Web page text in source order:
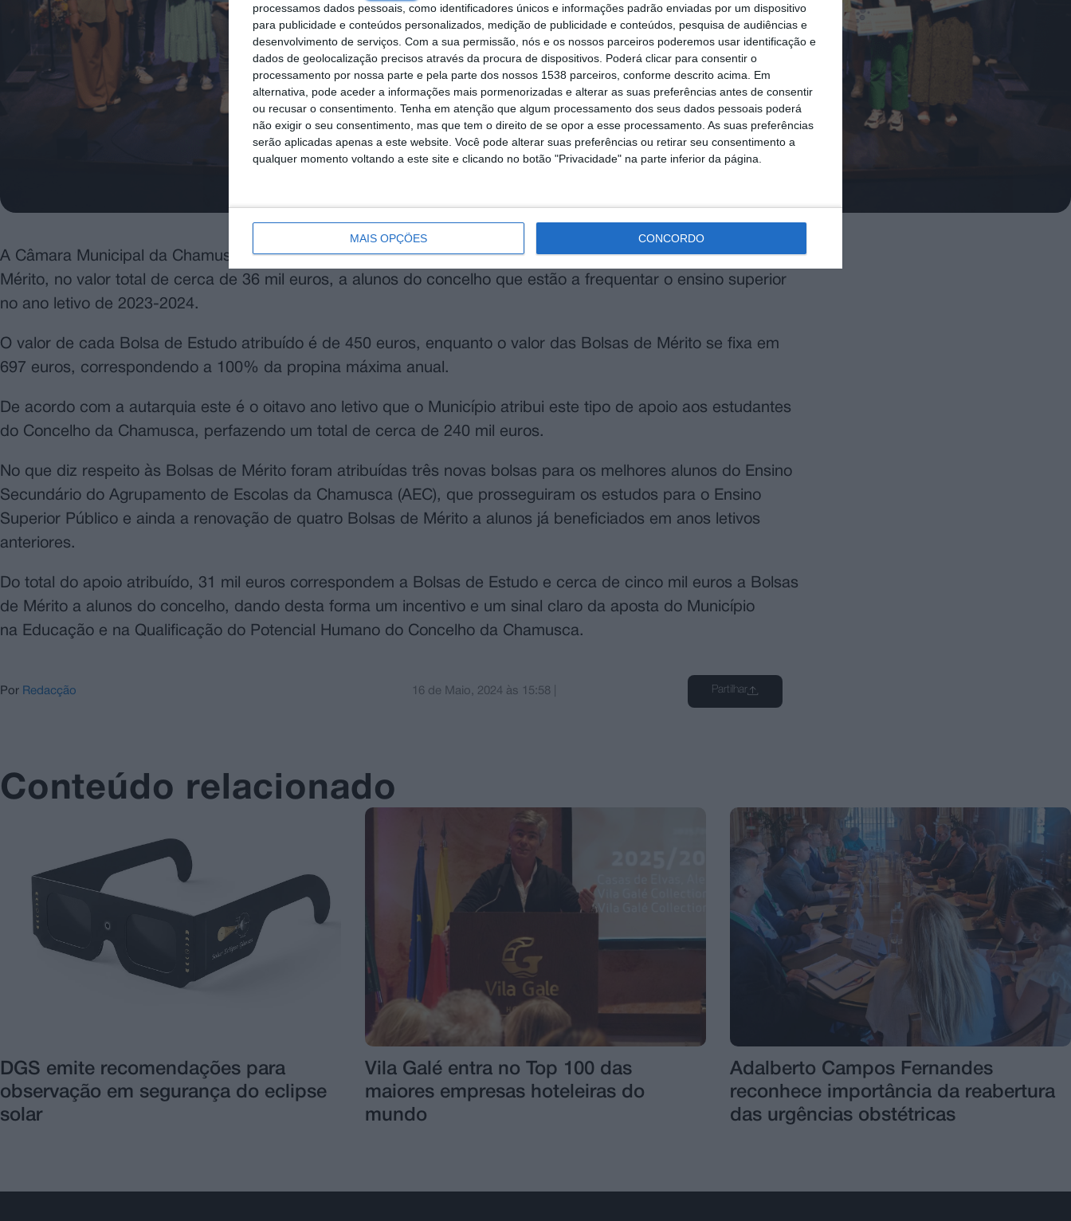
processamos dados pessoais, como identificadores únicos e informações padrão enviadas por um dispositivo
para publicidade e conteúdos personalizados, medição de publicidade e conteúdos, pesquisa de audiências e
desenvolvimento de serviços. Com a sua permissão, nós e os nossos parceiros poderemos usar identificação e
dados de geolocalização precisos através da procura de dispositivos. Poderá clicar para consentir o
processamento por nossa parte e pela parte dos nossos 1538 parceiros, conforme descrito acima. Em
alternativa, pode aceder a informações mais pormenorizadas e alterar as suas preferências antes de consentir
ou recusar o consentimento. Tenha em atenção que algum processamento dos seus dados pessoais poderá
não exigir o seu consentimento, mas que tem o direito de se opor a esse processamento. As suas preferências
serão aplicadas apenas a este website. Você pode alterar suas preferências ou retirar seu consentimento a
qualquer momento voltando a este site e clicando no botão "Privacidade" na parte inferior da página.
MAIS OPÇÕES CONCORDO
A Câmara Municipal da Chamusca atribuiu recentemente um total de 69 Bolsas de Estudo e sete Bolsas de
Mérito, no valor total de cerca de 36 mil euros, a alunos do concelho que estão a frequentar o ensino superior
no ano letivo de 2023-2024.
O valor de cada Bolsa de Estudo atribuído é de 450 euros, enquanto o valor das Bolsas de Mérito se fixa em
697 euros, correspondendo a 100% da propina máxima anual.
De acordo com a autarquia este é o oitavo ano letivo que o Município atribui este tipo de apoio aos estudantes
do Concelho da Chamusca, perfazendo um total de cerca de 240 mil euros.
No que diz respeito às Bolsas de Mérito foram atribuídas três novas bolsas para os melhores alunos do Ensino
Secundário do Agrupamento de Escolas da Chamusca (AEC), que prosseguiram os estudos para o Ensino
Superior Público e ainda a renovação de quatro Bolsas de Mérito a alunos já beneficiados em anos letivos
anteriores.
Do total do apoio atribuído, 31 mil euros correspondem a Bolsas de Estudo e cerca de cinco mil euros a Bolsas
de Mérito a alunos do concelho, dando desta forma um incentivo e um sinal claro da aposta do Município
na Educação e na Qualificação do Potencial Humano do Concelho da Chamusca.
Por Redacção 16 de Maio, 2024 às 15:58 Partilhar
Conteúdo relacionado
DGS emite recomendações para
observação em segurança do eclipse
solar
Vila Galé entra no Top 100 das
maiores empresas hoteleiras do
mundo
Adalberto Campos Fernandes
reconhece importância da reabertura
das urgências obstétricas